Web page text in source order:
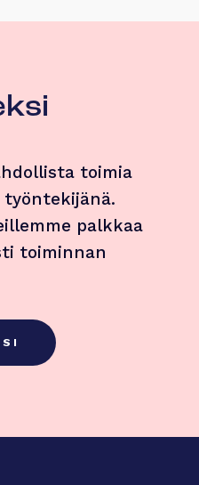
toimia
työntekijänä.
palkkaa
toiminnan